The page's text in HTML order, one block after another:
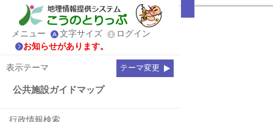
メニュー 文字サイズ
ログイン
お知らせがあります。
表示テーマ テーマ変更
公共施設ガイドマップ
行政情報検索